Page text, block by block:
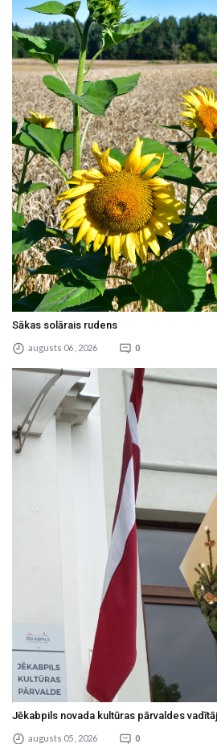
Sākas solārais rudens
augusts 06 , 2026 0
Jēkabpils novada kultūras pārvaldes
augusts 05 , 2026 0